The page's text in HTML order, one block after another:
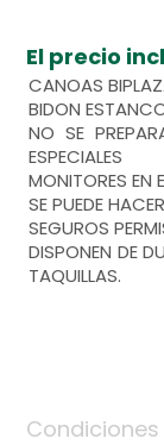
El precio
CANOAS
BIDON
NO SE
ESPECIALES
MONITORES EN
SE PUEDE
SEGUROS
DISPONEN DE
TAQUILLAS.